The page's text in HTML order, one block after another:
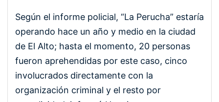
Según el informe policial, “La Perucha” estaría
operando hace un año y medio en la ciudad
de El Alto; hasta el momento, 20 personas
fueron aprehendidas por este caso, cinco
involucrados directamente con la
organización criminal y el resto por